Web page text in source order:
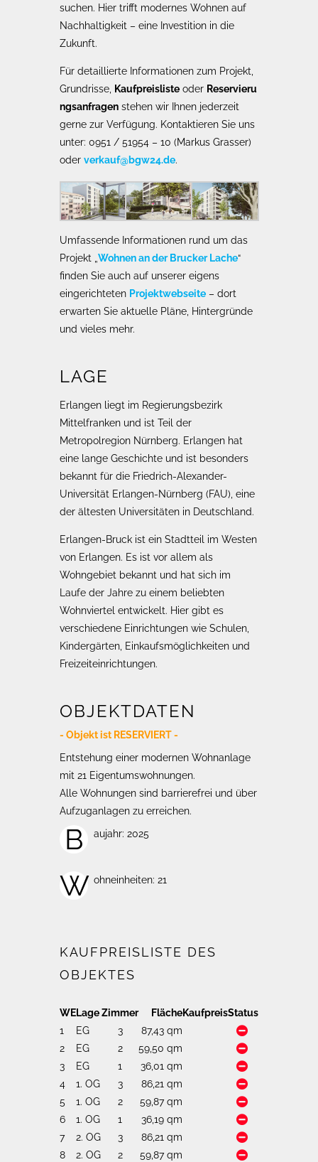
suchen. Hier trifft modernes Wohnen auf
Nachhaltigkeit – eine Investition in die
Zukunft.
Für detaillierte Informationen zum Projekt,
Grundrisse, Kaufpreisliste oder Reservieru
ngsanfragen stehen wir Ihnen jederzeit
gerne zur Verfügung. Kontaktieren Sie uns
unter: 0951 / 51954 – 10 (Markus Grasser)
oder verkauf@bgw24.de.
Umfassende Informationen rund um das
Projekt „ Wohnen an der Brucker Lache“
finden Sie auch auf unserer eigens
eingerichteten Projektwebseite – dort
erwarten Sie aktuelle Pläne, Hintergründe
und vieles mehr.
LAGE
Erlangen liegt im Regierungsbezirk
Mittelfranken und ist Teil der
Metropolregion Nürnberg. Erlangen hat
eine lange Geschichte und ist besonders
bekannt für die Friedrich-Alexander-
Universität Erlangen-Nürnberg (FAU), eine
der ältesten Universitäten in Deutschland.
Erlangen-Bruck ist ein Stadtteil im Westen
von Erlangen. Es ist vor allem als
Wohngebiet bekannt und hat sich im
Laufe der Jahre zu einem beliebten
Wohnviertel entwickelt. Hier gibt es
verschiedene Einrichtungen wie Schulen,
Kindergärten, Einkaufsmöglichkeiten und
Freizeiteinrichtungen.
OBJEKTDATEN
- Objekt ist RESERVIERT -
Entstehung einer modernen Wohnanlage
mit 21 Eigentumswohnungen.
Alle Wohnungen sind barrierefrei und über
Aufzuganlagen zu erreichen.
B aujahr: 2025
W ohneinheiten: 21
KAUFPREISLISTE DES
OBJEKTES
WELageZimmer FlächeKaufpreisStatus
1
EG 3
87,43 qm
2
EG 2
59,50 qm
3
EG 1
36,01 qm
4
1. OG 3
86,21 qm
5
1. OG 2
59,87 qm
6
1. OG 1
36,19 qm
7
2. OG 3
86,21 qm
8
2. OG 2 59,87 qm